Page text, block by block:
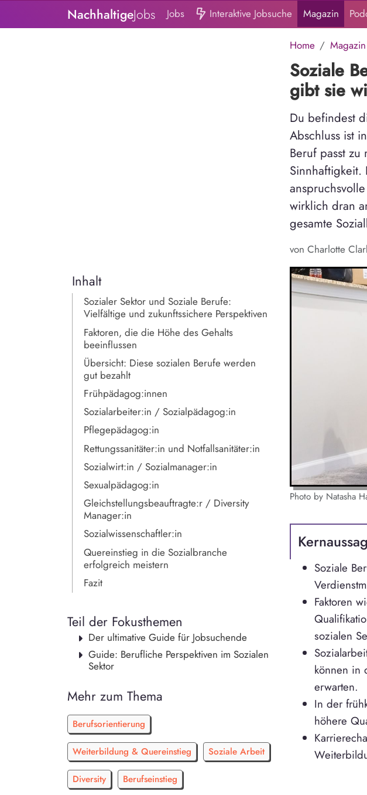
NachhaltigeJobs Jobs Interaktive Jobsuche Magazin
Home Magazin
Soziale
gibt sie
Du befindest
Abschluss ist
Beruf passt
wirklich dran
gesamte
von Charlotte
Inhalt
Sozialer Sektor und Soziale Berufe:
Vielfältige und zukunftssichere Perspektiven
Faktoren, die die Höhe des Gehalts
beeinflussen
Übersicht: Diese sozialen Berufe werden
gut bezahlt
Frühpädagog:innen
Sozialarbeiter:in / Sozialpädagog:in
Pflegepädagog:in
Rettungssanitäter:in und Notfallsanitäter:in
Sozialwirt:in / Sozialmanager:in
Sexualpädagog:in
Gleichstellungsbeauftragte:r / Diversity
Manager:in
Sozialwissenschaftler:in
Quereinstieg in die Sozialbranche
erfolgreich meistern
Fazit
Teil der Fokusthemen
Der ultimative Guide für Jobsuchende
Guide: Berufliche Perspektiven im Sozialen
Sektor
Mehr zum Thema
Berufsorientierung
Weiterbildung & Quereinstieg Soziale Arbeit
Diversity Berufseinstieg
Photo by Natasha
Soziale
Faktoren
sozialen
können in
erwarten.
In der
höhere